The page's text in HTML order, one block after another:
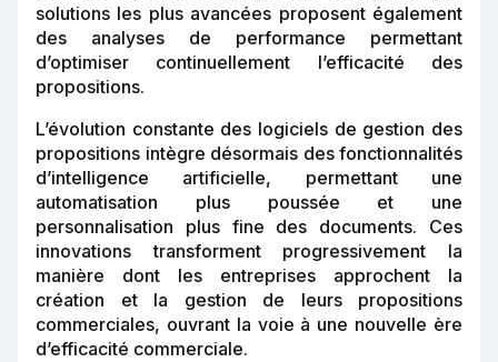
solutions les plus avancées proposent également
des analyses de performance permettant
d’optimiser continuellement l’efficacité des
propositions.
L’évolution constante des logiciels de gestion des
propositions intègre désormais des fonctionnalités
d’intelligence artificielle, permettant une
automatisation plus poussée et une
personnalisation plus fine des documents. Ces
innovations transforment progressivement la
manière dont les entreprises approchent la
création et la gestion de leurs propositions
commerciales, ouvrant la voie à une nouvelle ère
d’efficacité commerciale.